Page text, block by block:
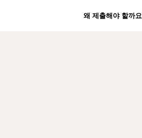
왜 제출해야 할까요